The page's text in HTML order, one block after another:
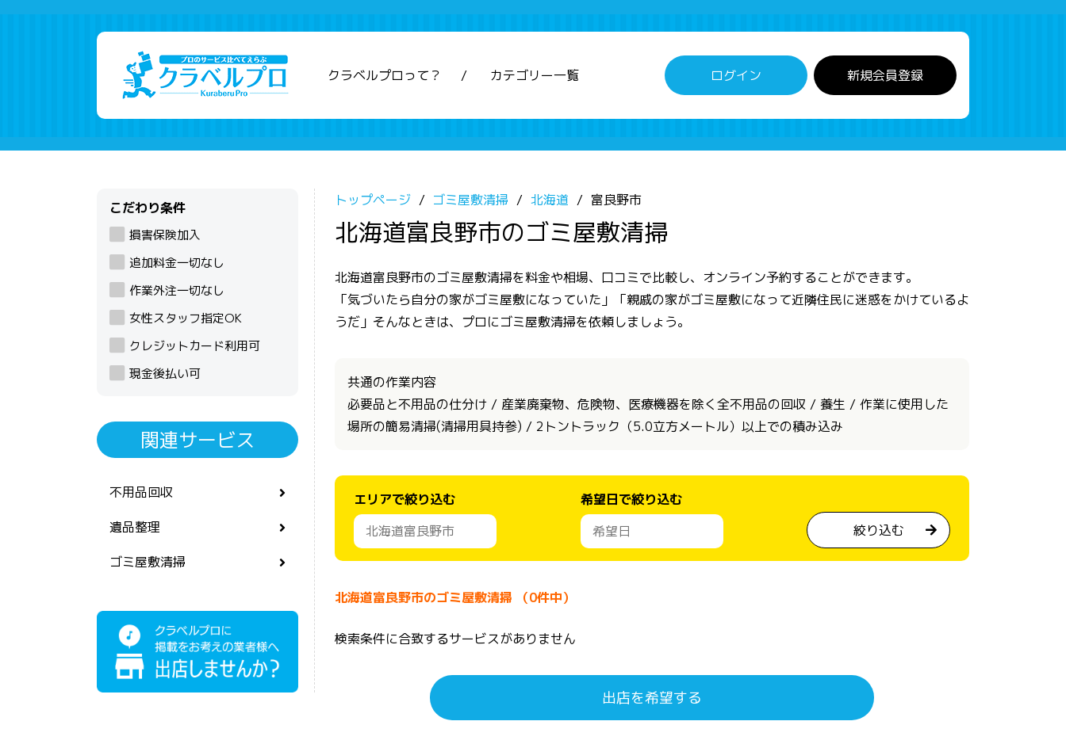
クラベルプロって？ カテゴリー一覧 ログイン 新規会員登録
トップページ ゴミ屋敷清掃 北海道 富良野市
北海道富良野市のゴミ屋敷清掃
北海道富良野市のゴミ屋敷清掃を料金や相場、口コミで比較し、オンライン予約することができます。
「気づいたら自分の家がゴミ屋敷になっていた」「親戚の家がゴミ屋敷になって近隣住民に迷惑をかけているよ
うだ」そんなときは、プロにゴミ屋敷清掃を依頼しましょう。
共通の作業内容
必要品と不用品の仕分け / 産業廃棄物、危険物、医療機器を除く全不用品の回収 / 養生 / 作業に使用した
場所の簡易清掃(清掃用具持参) / 2トントラック（5.0立方メートル）以上での積み込み
エリアで絞り込む
希望日で絞り込む
絞り込む
北海道富良野市のゴミ屋敷清掃 （0件中）
検索条件に合致するサービスがありません
出店を希望する
こだわり条件
損害保険加入
追加料金一切なし
作業外注一切なし
女性スタッフ指定OK
クレジットカード利用可
現金後払い可
関連サービス
不用品回収
遺品整理
ゴミ屋敷清掃